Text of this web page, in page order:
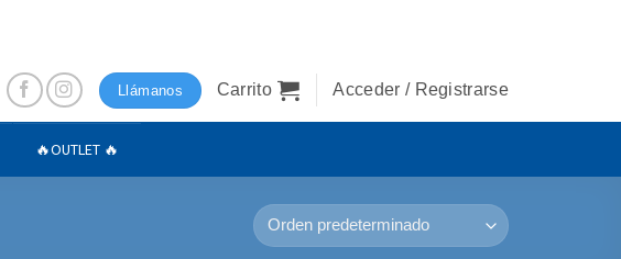
Llámanos Carrito Acceder / Registrarse
🔥OUTLET 🔥